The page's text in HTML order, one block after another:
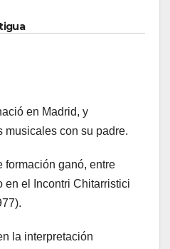
en Madrid, y
musicales con su padre.
formación ganó, entre
en el Incontri Chitarristici
la interpretación